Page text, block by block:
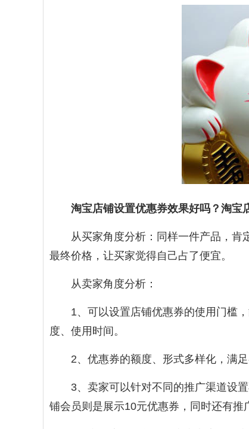
淘宝店铺设置优惠券效果好吗？淘宝
从买家角度分析：同样一件产品，
最终价格，让买家觉得自己占了便宜。
从卖家角度分析：
1、可以设置店铺优惠券的使用门槛
度、使用时间。
2、优惠券的额度、形式多样化，满
3、卖家可以针对不同的推广渠道设
铺会员则是展示10元优惠券，同时还有推